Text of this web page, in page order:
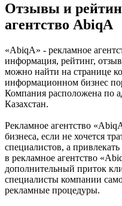
Отзывы и
агентство AbiqA
«AbiqA» - рекламное
информация, рейтинг,
можно найти на странице
информационном бизнес
Компания расположена по
Казахстан.
Рекламное агентство
бизнеса, если не хочется
специалистов, а
в рекламное агентство
дополнительный приток
специалисты компании
рекламные процедуры.